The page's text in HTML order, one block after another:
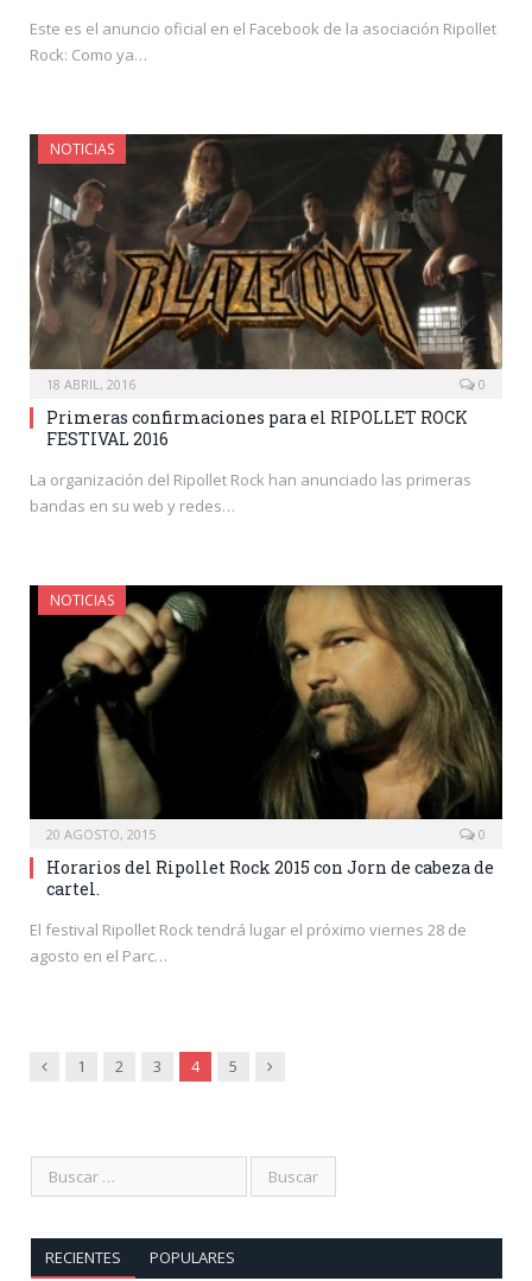
Este es el anuncio oficial en el Facebook de la asociación Ripollet
Rock: Como ya…
NOTICIAS
18 ABRIL, 2016 0
Primeras confirmaciones para el RIPOLLET ROCK
FESTIVAL 2016
La organización del Ripollet Rock han anunciado las primeras
bandas en su web y redes…
NOTICIAS
20 AGOSTO, 2015 0
Horarios del Ripollet Rock 2015 con Jorn de cabeza de
cartel.
El festival Ripollet Rock tendrá lugar el próximo viernes 28 de
agosto en el Parc…
Anterior
1 2 3 4 5 Siguiente
RECIENTES POPULARES